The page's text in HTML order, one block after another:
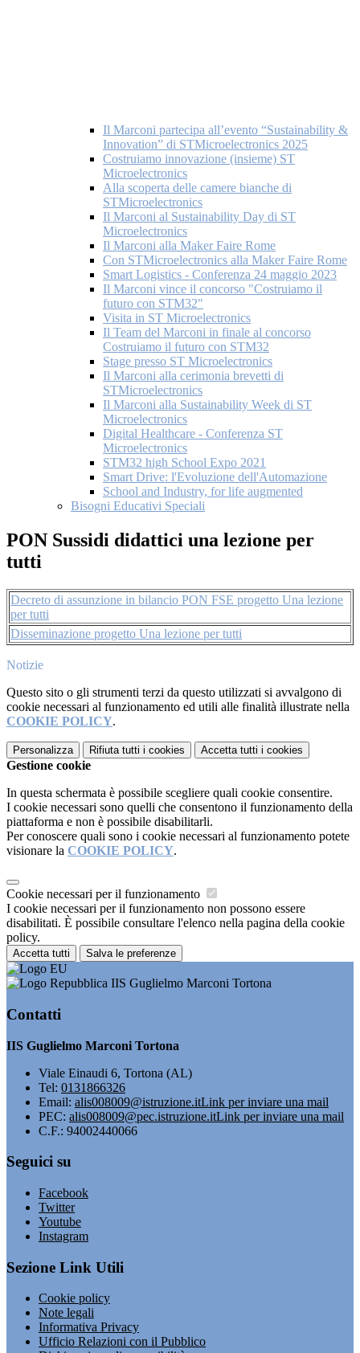
Il Marconi partecipa all’evento “Sustainability &
Innovation” di STMicroelectronics 2025
Costruiamo innovazione (insieme) ST
Microelectronics
Alla scoperta delle camere bianche di
STMicroelectronics
Il Marconi al Sustainability Day di ST
Microelectronics
Il Marconi alla Maker Faire Rome
Con STMicroelectronics alla Maker Faire Rome
Smart Logistics - Conferenza 24 maggio 2023
Il Marconi vince il concorso "Costruiamo il
futuro con STM32"
Visita in ST Microelectronics
Il Team del Marconi in finale al concorso
Costruiamo il futuro con STM32
Stage presso ST Microelectronics
Il Marconi alla cerimonia brevetti di
STMicroelectronics
Il Marconi alla Sustainability Week di ST
Microelectronics
Digital Healthcare - Conferenza ST
Microelectronics
STM32 high School Expo 2021
Smart Drive: l'Evoluzione dell'Automazione
School and Industry, for life augmented
Bisogni Educativi Speciali
PON Sussidi didattici una lezione per
tutti
Decreto di assunzione in bilancio PON FSE progetto Una lezione
per tutti
Disseminazione progetto Una lezione per tutti
Notizie
Questo sito o gli strumenti terzi da questo utilizzati si avvalgono di
cookie necessari al funzionamento ed utili alle finalità illustrate nella
COOKIE POLICY.
Personalizza Rifiuta tutti i cookies Accetta tutti i cookies
Gestione cookie
In questa schermata è possibile scegliere quali cookie consentire.
I cookie necessari sono quelli che consentono il funzionamento della
piattaforma e non è possibile disabilitarli.
Per conoscere quali sono i cookie necessari al funzionamento potete
visionare la COOKIE POLICY.
Cookie necessari per il funzionamento
I cookie necessari per il funzionamento non possono essere
disabilitati. È possibile consultare l'elenco nella pagina della cookie
policy.
Accetta tutti Salva le preferenze
IIS Guglielmo Marconi Tortona
Contatti
IIS Guglielmo Marconi Tortona
Viale Einaudi 6, Tortona (AL)
Tel: 0131866326
Email: alis008009@istruzione.itLink per inviare una mail
PEC: alis008009@pec.istruzione.itLink per inviare una mail
C.F.: 94002440066
Seguici su
Facebook
Twitter
Youtube
Instagram
Sezione Link Utili
Cookie policy
Note legali
Informativa Privacy
Ufficio Relazioni con il Pubblico